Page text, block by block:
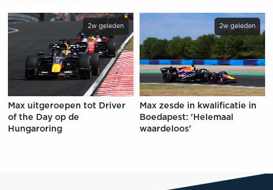
2w geleden
Max uitgeroepen tot Driver
of the Day op de
Hungaroring
2w geleden
Max zesde in kwalificatie in
Boedapest: 'Helemaal
waardeloos'